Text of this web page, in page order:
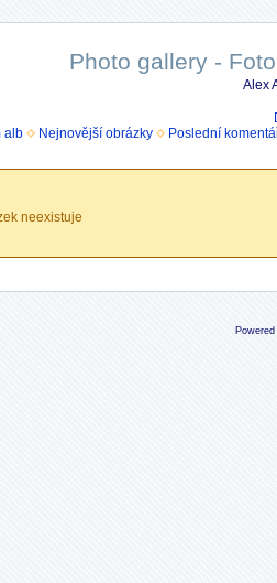
Photo gallery -
Alex
alb
Nejnovější obrázky Poslední
neexistuje